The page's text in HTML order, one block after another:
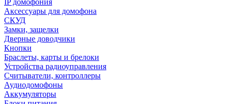
IP домофония
Аксессуары для домофона
СКУД
Замки, защелки
Дверные доводчики
Кнопки
Браслеты, карты и брелоки
Устройства радиоуправления
Считыватели, контроллеры
Аудиодомофоны
Аккумуляторы